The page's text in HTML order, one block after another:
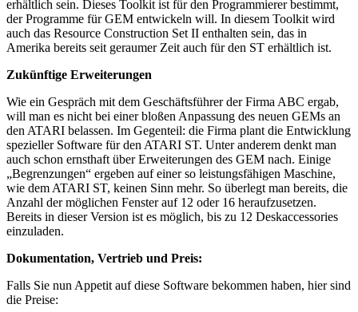
erhältlich sein. Dieses Toolkit ist für den Programmierer bestimmt,
der Programme für GEM entwickeln will. In diesem Toolkit wird
auch das Resource Construction Set II enthalten sein, das in
Amerika bereits seit geraumer Zeit auch für den ST erhältlich ist.
Zukünftige Erweiterungen
Wie ein Gespräch mit dem Geschäftsführer der Firma ABC ergab,
will man es nicht bei einer bloßen Anpassung des neuen GEMs an
den ATARI belassen. Im Gegenteil: die Firma plant die Entwicklung
spezieller Software für den ATARI ST. Unter anderem denkt man
auch schon ernsthaft über Erweiterungen des GEM nach. Einige
„Begrenzungen“ ergeben auf einer so leistungsfähigen Maschine,
wie dem ATARI ST, keinen Sinn mehr. So überlegt man bereits, die
Anzahl der möglichen Fenster auf 12 oder 16 heraufzusetzen.
Bereits in dieser Version ist es möglich, bis zu 12 Deskaccessories
einzuladen.
Dokumentation, Vertrieb und Preis:
Falls Sie nun Appetit auf diese Software bekommen haben, hier sind
die Preise: